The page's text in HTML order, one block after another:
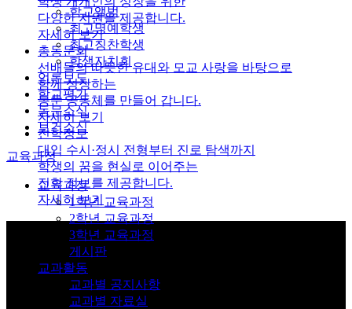
학교앨범
최고명예학생
최고칭찬학생
학생자치회
언론보도
학교평가
동문소식
보건소식
교육과정
교육과정
1학년 교육과정
2학년 교육과정
3학년 교육과정
게시판
교과활동
교과별 공지사항
교과별 자료실
다양한 지원을 제공합니다.
자세히 보기
총동문회
선배들의 따뜻한 유대와 모교 사랑을 바탕으로
함께 성장하는
동문 공동체를 만들어 갑니다.
자세히 보기
진학정보
대입 수시·정시 전형부터 진로 탐색까지
학생의 꿈을 현실로 이어주는
진학 정보를 제공합니다.
자세히 보기